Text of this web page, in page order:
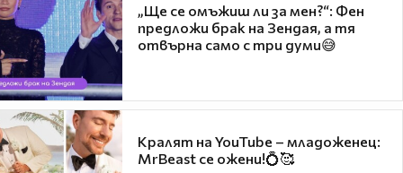
„Ще се омъжиш ли за мен?“: Фен
предложи брак на Зендая, а тя
отвърна само с три думи😅
Кралят на YouTube – младоженец:
MrBeast се ожени!💍🥰